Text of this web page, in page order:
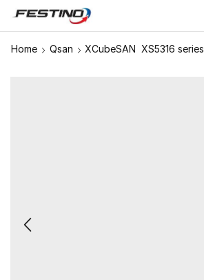
Home Qsan XCubeSAN XS5316 series